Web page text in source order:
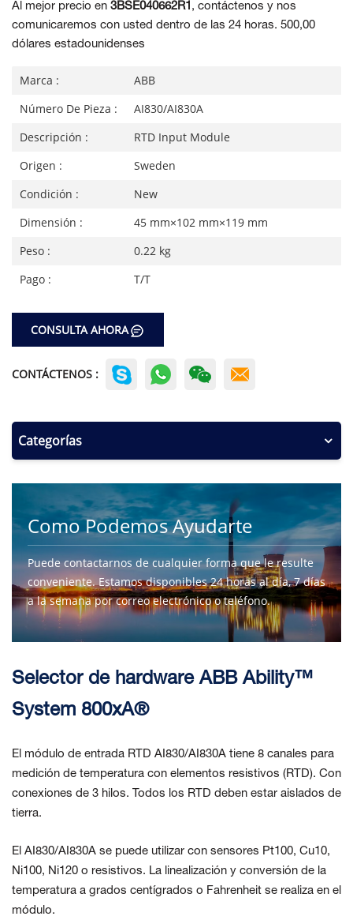
Al mejor precio en 3BSE040662R1 , contáctenos y nos
comunicaremos con usted dentro de las 24 horas. 500,00
dólares estadounidenses
Marca :
ABB
Número De Pieza :
AI830/AI830A
Descripción :
RTD Input Module
Origen :
Sweden
Condición :
New
Dimensión :
45 mm×102 mm×119 mm
Peso :
0.22 kg
Pago :
T/T
CONSULTA AHORA
CONTÁCTENOS :
Categorías
Como Podemos Ayudarte
Puede contactarnos de cualquier forma que le resulte
conveniente. Estamos disponibles 24 horas al día, 7 días
a la semana por correo electrónico o teléfono.
CONTÁCTENOS
Selector de hardware ABB Ability™
System 800xA®
El módulo de entrada RTD AI830/AI830A tiene 8 canales para
medición de temperatura con elementos resistivos (RTD). Con
conexiones de 3 hilos. Todos los RTD deben estar aislados de
tierra.
El AI830/AI830A se puede utilizar con sensores Pt100, Cu10,
Ni100, Ni120 o resistivos. La linealización y conversión de la
temperatura a grados centígrados o Fahrenheit se realiza en el
módulo.